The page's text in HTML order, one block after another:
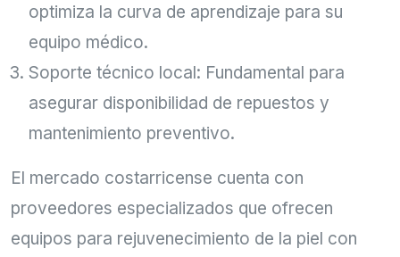
optimiza la curva de aprendizaje para su
equipo médico.
Soporte técnico local: Fundamental para
asegurar disponibilidad de repuestos y
mantenimiento preventivo.
El mercado costarricense cuenta con
proveedores especializados que ofrecen
equipos para rejuvenecimiento de la piel con